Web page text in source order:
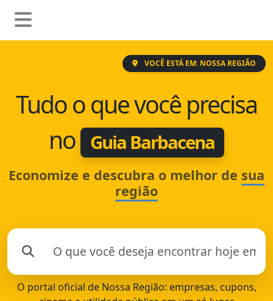
VOCÊ ESTÁ EM: NOSSA REGIÃO
Tudo o que você precisa
no
Guia Barbacena
Economize e descubra o melhor de sua
região
O portal oficial de Nossa Região: empresas, cupons,